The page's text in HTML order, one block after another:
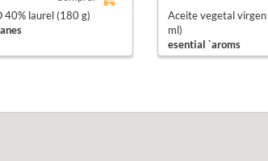
40% laurel (180 g)
Aceite vegetal
ml)
esential `aroms